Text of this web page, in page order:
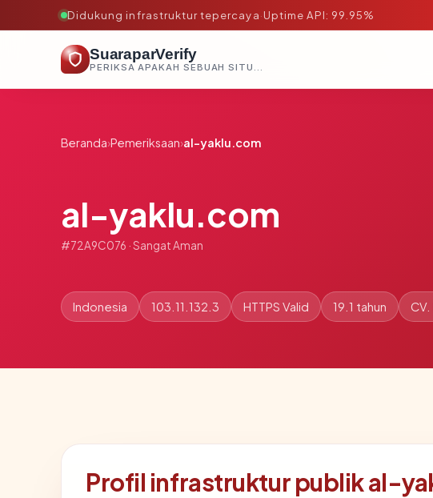
Didukung infrastruktur tepercaya·Uptime API: 99.95%
SuaraparVerify
PERIKSA APAKAH SEBUAH SITUS AMAN, TEPERCAYA, DAN TERVERIFIKASI DALAM HITUNGAN DETIK.
Beranda›Pemeriksaan›al-yaklu.com
al-yaklu.com
#72A9C076 · Sangat Aman
Indonesia 103.11.132.3 HTTPS Valid 19.1 tahun
Profil infrastruktur publik al-